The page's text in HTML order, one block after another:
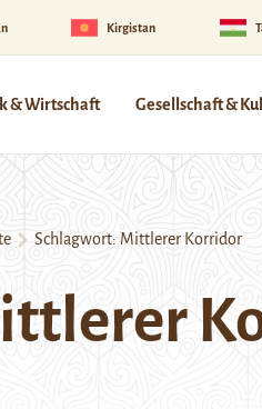
Kirgistan
& Wirtschaft Gesellschaft &
Schlagwort: Mittlerer Korridor